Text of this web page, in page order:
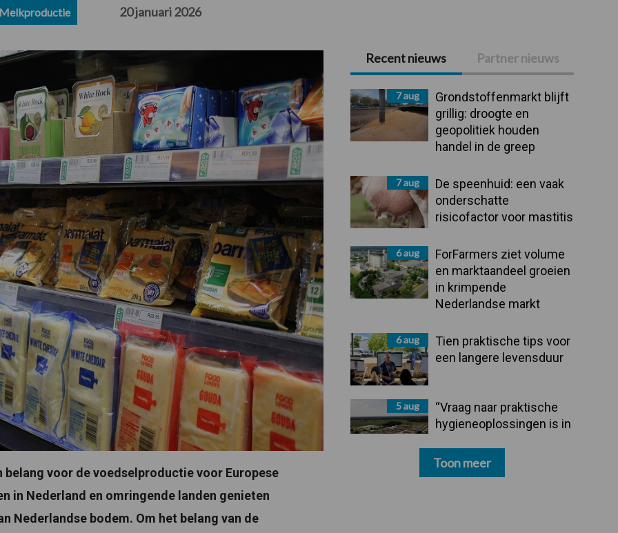
Melkproductie 20 januari 2026
voor de voedselproductie voor Europese
in Nederland en omringende landen genieten
Nederlandse bodem. Om het belang van de
Primaire
Sidebar
Recent nieuws Partner nieuws
7 aug
Grondstoffenmarkt blijft
grillig: droogte en
geopolitiek houden
handel in de greep
7 aug
De speenhuid: een vaak
onderschatte
risicofactor voor mastitis
6 aug
ForFarmers ziet volume
en marktaandeel groeien
in krimpende
Nederlandse markt
6 aug
Tien praktische tips voor
een langere levensduur
5 aug
“Vraag naar praktische
hygieneoplossingen is in
Toon meer